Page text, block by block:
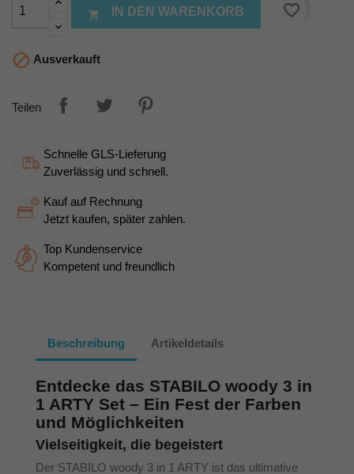
 IN DEN WARENKORB favorite_border
 Ausverkauft
Teilen
Schnelle GLS-Lieferung
Zuverlässig und schnell.
Kauf auf Rechnung
Jetzt kaufen, später zahlen.
Top Kundenservice
Kompetent und freundlich
Beschreibung Artikeldetails
Entdecke das STABILO woody 3 in
1 ARTY Set – Ein Fest der Farben
und Möglichkeiten
Vielseitigkeit, die begeistert
Der STABILO woody 3 in 1 ARTY ist das ultimative